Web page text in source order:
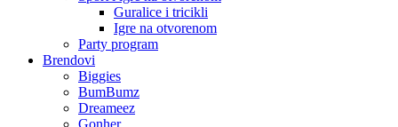
Guralice i tricikli
Igre na otvorenom
Party program
Brendovi
Biggies
BumBumz
Dreameez
Gonher